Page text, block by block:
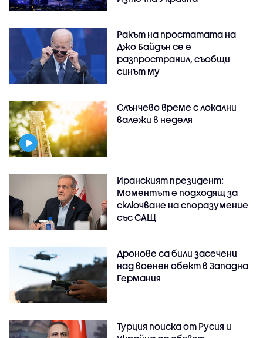
Ракът на простатата на
Джо Байдън се е
разпространил, съобщи
синът му
Слънчево време с локални
валежи в неделя
Иранският президент:
Моментът е подходящ за
сключване на споразумение
със САЩ
Дронове са били засечени
над военен обект в Западна
Германия
Турция поиска от Русия и